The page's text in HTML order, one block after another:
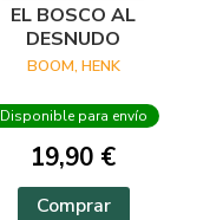
EL BOSCO AL
DESNUDO
BOOM, HENK
Disponible para envío
19,90 €
Comprar